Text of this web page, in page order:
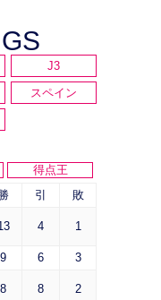
J3
スペイン
得点王
引 敗
4 1
9 6 3
8 8 2